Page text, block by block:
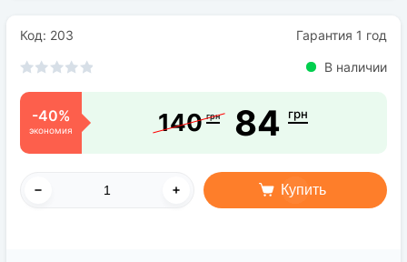
Код: 203 Гарантия 1 год
В наличии
-40%
экономия 140 грн 84 грн
Купить